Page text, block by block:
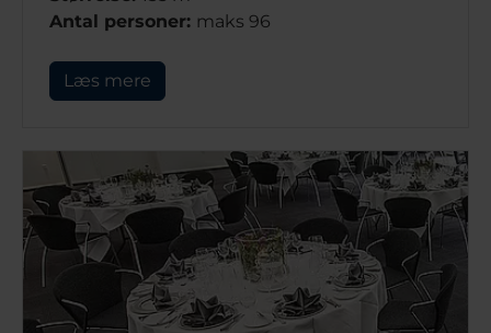
Antal personer: maks 96
Læs mere